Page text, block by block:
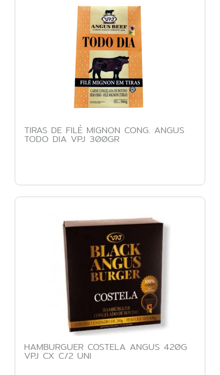
TIRAS DE FILÉ MIGNON CONG. ANGUS
TODO DIA VPJ 300GR
HAMBURGUER COSTELA ANGUS 420G
VPJ CX C/2 UNI